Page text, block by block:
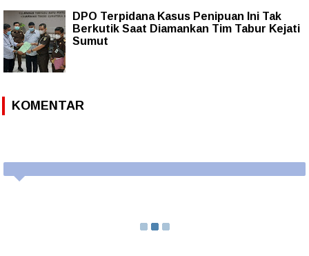
DPO Terpidana Kasus Penipuan Ini Tak
Berkutik Saat Diamankan Tim Tabur Kejati
Sumut
KOMENTAR